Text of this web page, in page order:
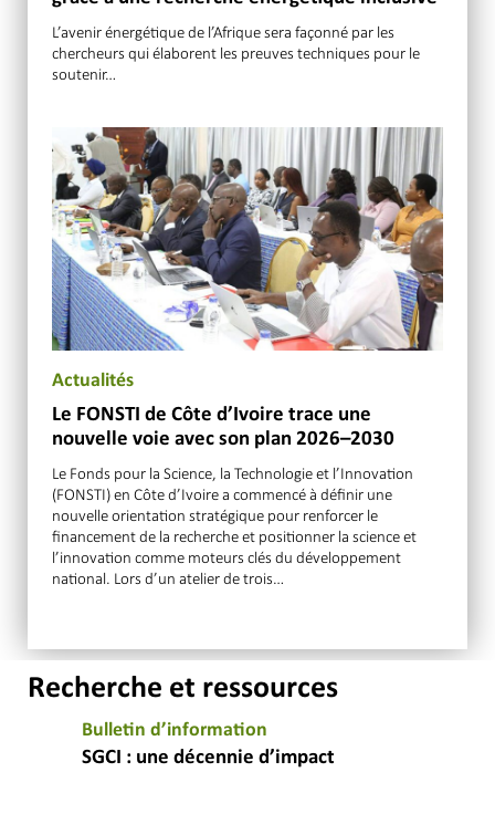
L’avenir énergétique de l’Afrique sera façonné par les
chercheurs qui élaborent les preuves techniques pour le
soutenir…
Actualités
Le FONSTI de Côte d’Ivoire trace une
nouvelle voie avec son plan 2026–2030
Le Fonds pour la Science, la Technologie et l’Innovation
(FONSTI) en Côte d’Ivoire a commencé à définir une
nouvelle orientation stratégique pour renforcer le
financement de la recherche et positionner la science et
l’innovation comme moteurs clés du développement
national. Lors d’un atelier de trois…
Recherche et ressources
Bulletin d’information
SGCI : une décennie d’impact